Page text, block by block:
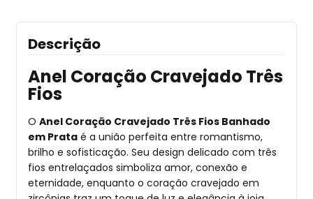
Descrição
Anel Coração Cravejado Três
Fios
O Anel Coração Cravejado Três Fios Banhado
em Prata é a união perfeita entre romantismo,
brilho e sofisticação. Seu design delicado com três
fios entrelaçados simboliza amor, conexão e
eternidade, enquanto o coração cravejado em